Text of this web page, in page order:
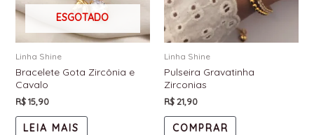
ESGOTADO
Linha Shine
Bracelete Gota Zircônia e
Cavalo
R$15,90
LEIA MAIS
Linha Shine
Pulseira Gravatinha
Zirconias
R$21,90
COMPRAR